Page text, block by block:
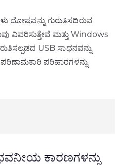
ದೋಷವನ್ನು ಗುರುತಿಸದಿರುವ
ವಿವರಿಸುತ್ತೇವೆ ಮತ್ತು Windows
USB ಸಾಧನವನ್ನು
ಪರಿಹಾರಗಳನ್ನು
ಕಾರಣಗಳನ್ನು